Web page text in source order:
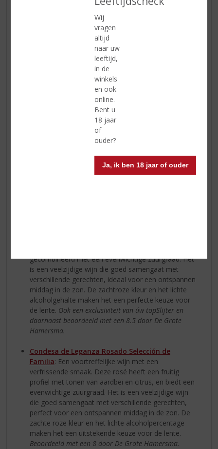
Wij
vragen
altijd
naar uw
leeftijd,
in de
winkels
en ook
online.
Bent u
18 jaar
of
ouder?
Ja, ik ben 18 jaar of ouder
Enkele rosé wijnen van úw topSlijter die populair zijn
Caves d'Albret Grenache Rosé
Grandes Caves d’Albret is gemaakt van 100%
frisse, ongecompliceerde wijn. Moderne vinificatie
met de nadruk op een fruitige, soepele smaak. Jong
en koel geserveerd smaakt deze smakelijke drink- en
gecombineerd met een evenwichtige zuurgraad. Het
is een veelzijdige wijn die goed samengaat met
verschillende gerechten, ideaal voor een ontspannen
middag in de zon. De zachtroze kleur en het lichte
alcoholgehalte maken het een perfecte keuze voor
de lente. Ook een exclusiviteit van úw topSlijter en
daarnaast beoordeeld met een 8.5 door De Grote
Hamersma.
Condesa de Leganza Rosado Selección de
Familia: Een voortreffelijke wijn met een
verfrissende smaak. Deze rosé heeft een fruitig
profiel met tonen van aardbei en citrus, en biedt een
evenwichtige zuurgraad. Het is een veelzijdige wijn
die goed samengaat met verschillende gerechten,
perfect voor een ontspannen middag in de zon. De
zachte roze kleur en het lichte alcoholpercentage
maken het een uitstekende keuze voor de lente.
Beoordeeld met een 8 door De Grote Hamersma.